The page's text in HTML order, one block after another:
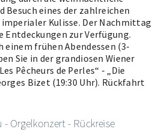
Besuch eines der zahlreichen
Kulisse. Der Nachmittag
zur Verfügung.
einem frühen Abendessen (3-
Sie in der grandiosen Wiener
Pêcheurs de Perles“ - „Die
Bizet (19:30 Uhr). Rückfahrt
- Orgelkonzert - Rückreise